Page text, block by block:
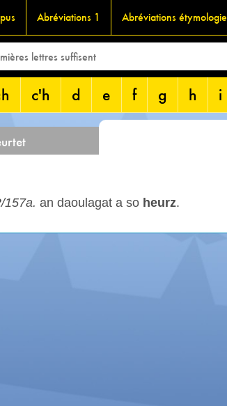
Abréviations 1 Abréviations étymologie
c'h d e f g h i
157a. an daoulagat a so heurz.